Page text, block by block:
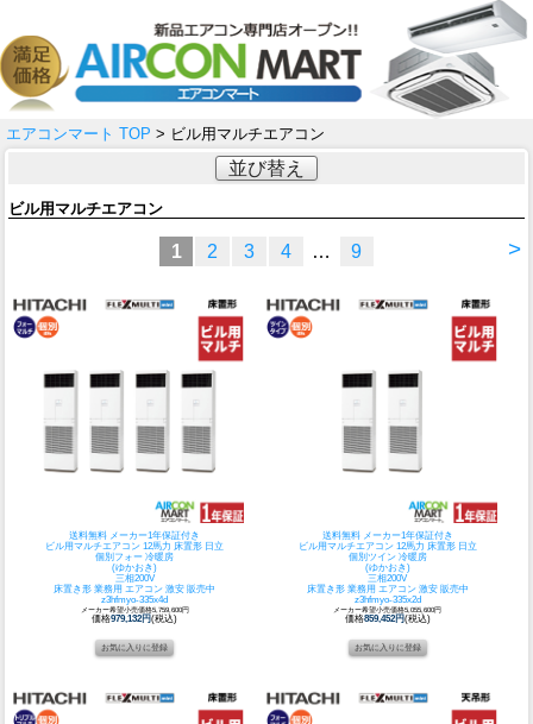
エアコンマート TOP > ビル用マルチエアコン
並び替え
ビル用マルチエアコン
>
1 2 3 4 … 9
送料無料 メーカー1年保証付き
ビル用マルチエアコン 12馬力 床置形 日立
個別フォー 冷暖房
(ゆかおき)
三相200V
床置き形 業務用 エアコン 激安 販売中
z3hfmyo-335x4d
メーカー希望小売価格5,759,600円
価格979,132円(税込)
送料無料 メーカー1年保証付き
ビル用マルチエアコン 12馬力 床置形 日立
個別ツイン 冷暖房
(ゆかおき)
三相200V
床置き形 業務用 エアコン 激安 販売中
z3hfmyo-335x2d
メーカー希望小売価格5,055,600円
価格859,452円(税込)